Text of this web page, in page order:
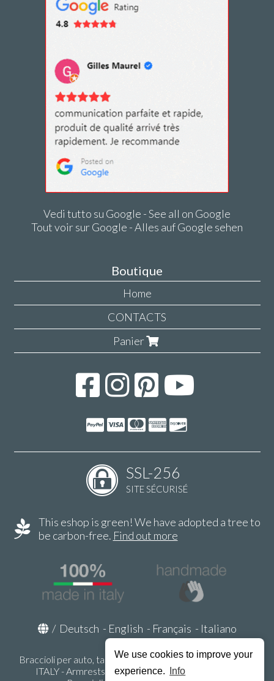
We use cookies to improve your
experience.
Info
Vedi tutto su Google - See all on Google
Tout voir sur Google - Alles auf Google sehen
Boutique
Home
CONTACTS
Panier
SSL-256
SITE SÉCURISÉ
This eshop is green! We have adopted a tree to
be carbon-free. Find out more
/ Deutsch - English - Français - Italiano
Braccioli per auto, tappeti auto, accessori auto MADE IN
ITALY - Armrests, Mittelarmlehnen, Accoundoirs -